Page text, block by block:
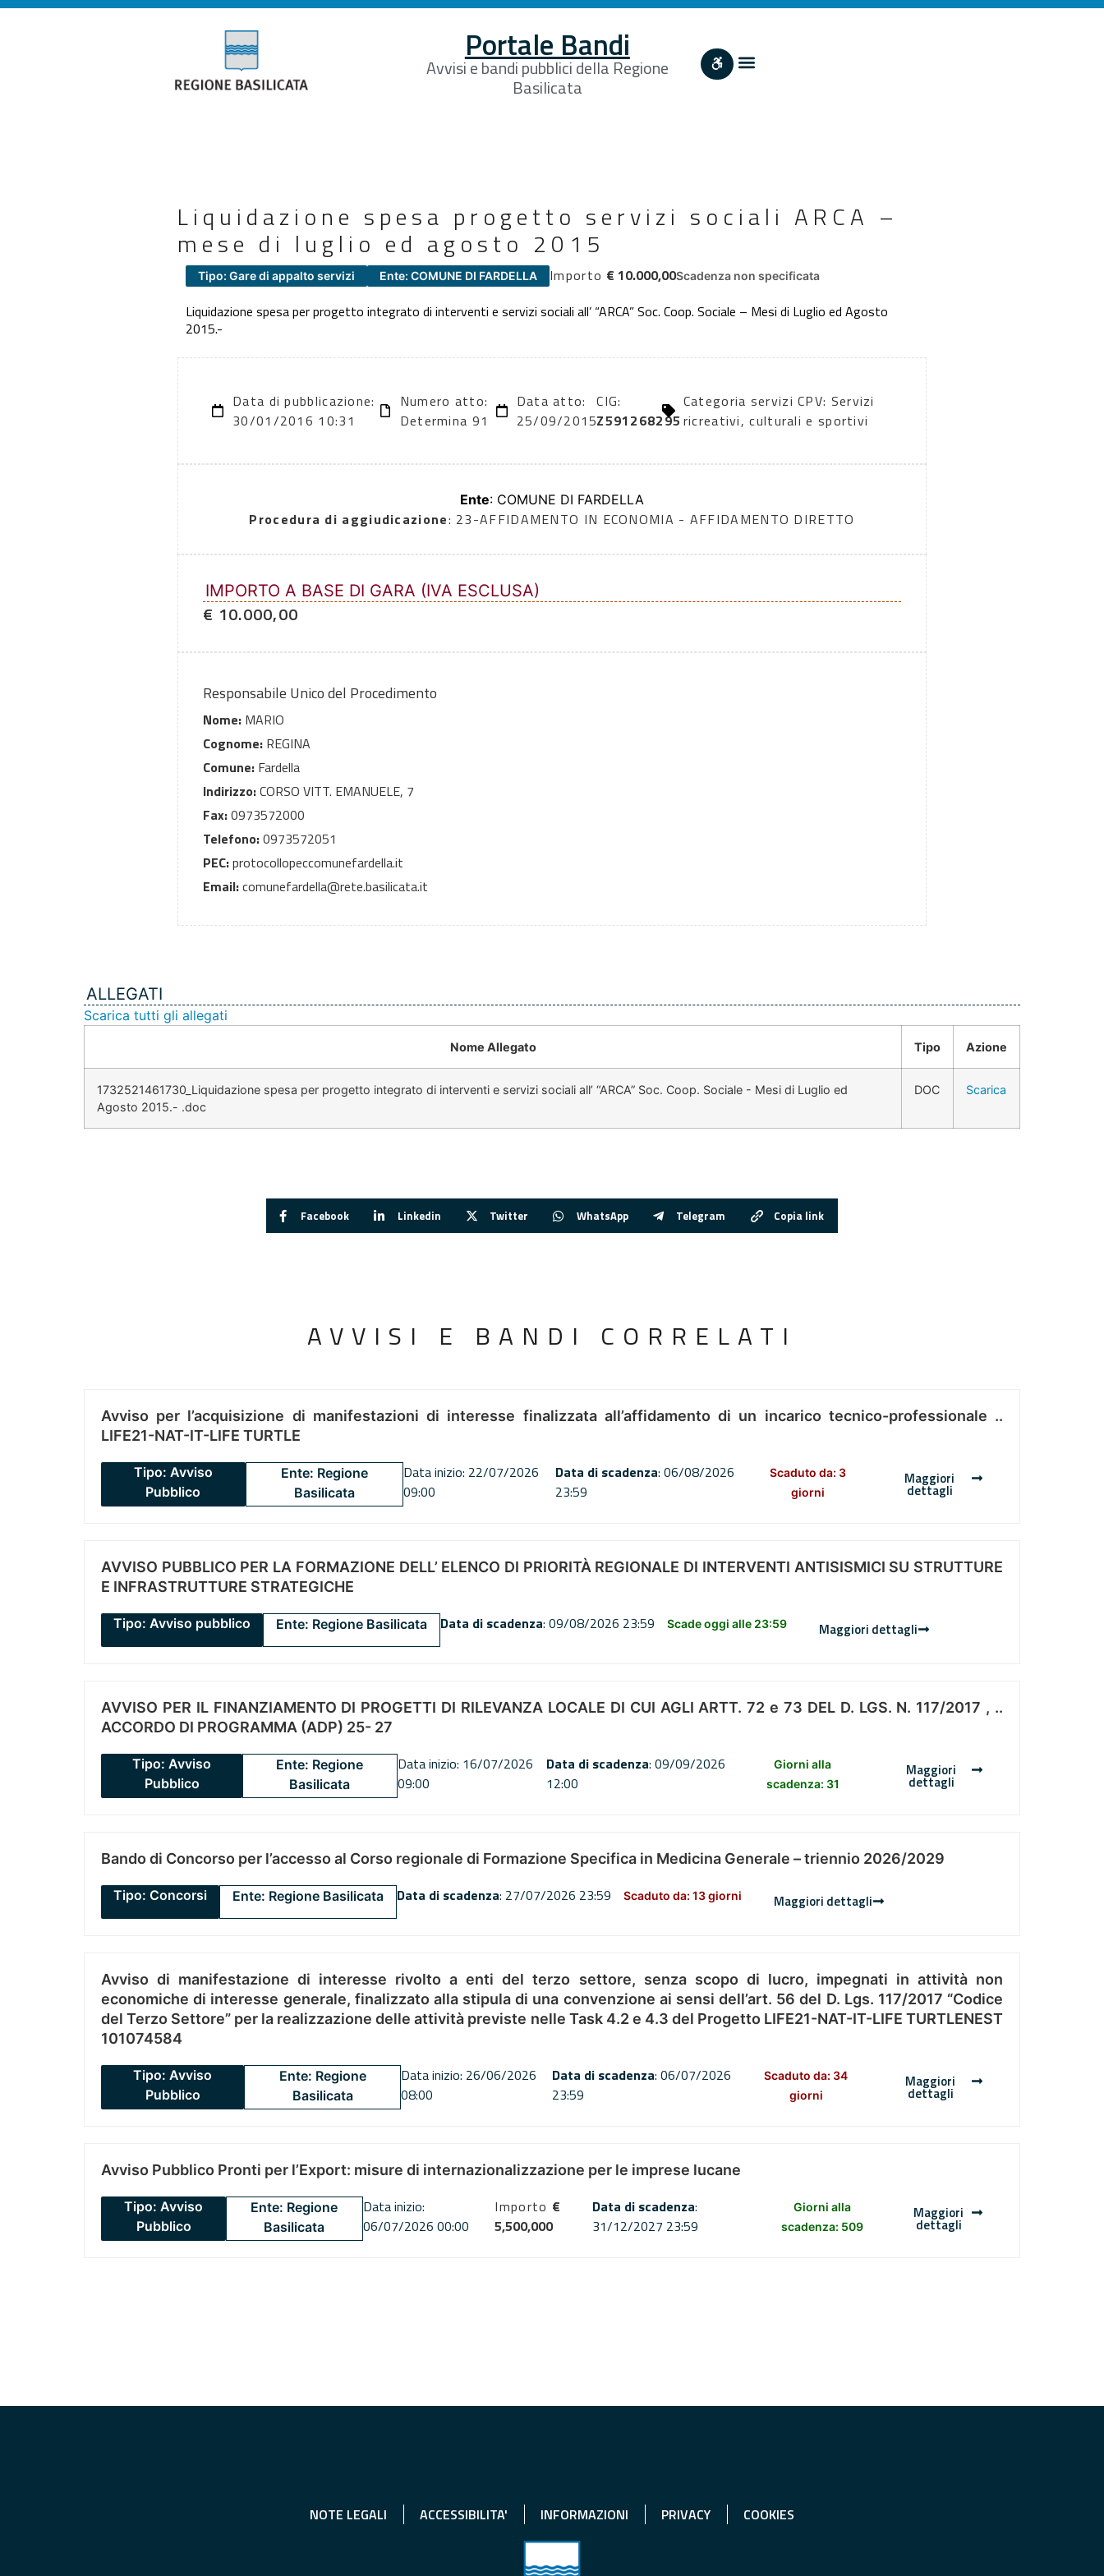
Portale Bandi
Avvisi e bandi pubblici della Regione
Basilicata
Liquidazione spesa progetto servizi sociali ARCA –
mese di luglio ed agosto 2015
Tipo: Gare di appalto servizi Ente: COMUNE DI FARDELLA Importo € 10.000,00Scadenza non specificata
Liquidazione spesa per progetto integrato di interventi e servizi sociali all’ “ARCA” Soc. Coop. Sociale – Mesi di Luglio ed Agosto
2015.-
Data di pubblicazione:
30/01/2016 10:31
Numero atto:
Determina 91
Data atto:
25/09/2015
CIG:
Z591268295
Categoria servizi CPV: Servizi
ricreativi, culturali e sportivi
Ente: COMUNE DI FARDELLA
Procedura di aggiudicazione: 23-AFFIDAMENTO IN ECONOMIA - AFFIDAMENTO DIRETTO
IMPORTO A BASE DI GARA (IVA ESCLUSA)
€ 10.000,00
Responsabile Unico del Procedimento
Nome: MARIO
Cognome: REGINA
Comune: Fardella
Indirizzo:CORSO VITT. EMANUELE, 7
Fax:0973572000
Telefono:0973572051
PEC:protocollopeccomunefardella.it
Email:comunefardella@rete.basilicata.it
ALLEGATI
Scarica tutti gli allegati
Nome Allegato Tipo Azione
1732521461730_Liquidazione spesa per progetto integrato di interventi e servizi sociali all’ “ARCA” Soc. Coop. Sociale - Mesi di Luglio ed
Agosto 2015.- .doc
DOC Scarica
Facebook Linkedin Twitter WhatsApp Telegram Copia link
AVVISI E BANDI CORRELATI
Avviso per l’acquisizione di manifestazioni di interesse finalizzata all’affidamento di un incarico tecnico-professionale ..
LIFE21-NAT-IT-LIFE TURTLE
Tipo: Avviso
Pubblico
Ente: Regione
Basilicata
Data inizio: 22/07/2026
09:00
Data di scadenza: 06/08/2026
23:59
Scaduto da: 3
giorni
Maggiori
dettagli
AVVISO PUBBLICO PER LA FORMAZIONE DELL’ ELENCO DI PRIORITÀ REGIONALE DI INTERVENTI ANTISISMICI SU STRUTTURE
E INFRASTRUTTURE STRATEGICHE
Tipo: Avviso pubblico Ente: Regione Basilicata Data di scadenza: 09/08/2026 23:59 Scade oggi alle 23:59 Maggiori dettagli
AVVISO PER IL FINANZIAMENTO DI PROGETTI DI RILEVANZA LOCALE DI CUI AGLI ARTT. 72 e 73 DEL D. LGS. N. 117/2017 , ..
ACCORDO DI PROGRAMMA (ADP) 25- 27
Tipo: Avviso
Pubblico
Ente: Regione
Basilicata
Data inizio: 16/07/2026
09:00
Data di scadenza: 09/09/2026
12:00
Giorni alla
scadenza: 31
Maggiori
dettagli
Bando di Concorso per l’accesso al Corso regionale di Formazione Specifica in Medicina Generale – triennio 2026/2029
Tipo: Concorsi Ente: Regione Basilicata Data di scadenza: 27/07/2026 23:59 Scaduto da: 13 giorni Maggiori dettagli
Avviso di manifestazione di interesse rivolto a enti del terzo settore, senza scopo di lucro, impegnati in attività non
economiche di interesse generale, finalizzato alla stipula di una convenzione ai sensi dell’art. 56 del D. Lgs. 117/2017 “Codice
del Terzo Settore” per la realizzazione delle attività previste nelle Task 4.2 e 4.3 del Progetto LIFE21-NAT-IT-LIFE TURTLENEST
101074584
Tipo: Avviso
Pubblico
Ente: Regione
Basilicata
Data inizio: 26/06/2026
08:00
Data di scadenza: 06/07/2026
23:59
Scaduto da: 34
giorni
Maggiori
dettagli
Avviso Pubblico Pronti per l’Export: misure di internazionalizzazione per le imprese lucane
Tipo: Avviso
Pubblico
Ente: Regione
Basilicata
Data inizio:
06/07/2026 00:00
Importo €
5,500,000
Data di scadenza:
31/12/2027 23:59
Giorni alla
scadenza: 509
Maggiori
dettagli
NOTE LEGALI ACCESSIBILITA' INFORMAZIONI PRIVACY COOKIES